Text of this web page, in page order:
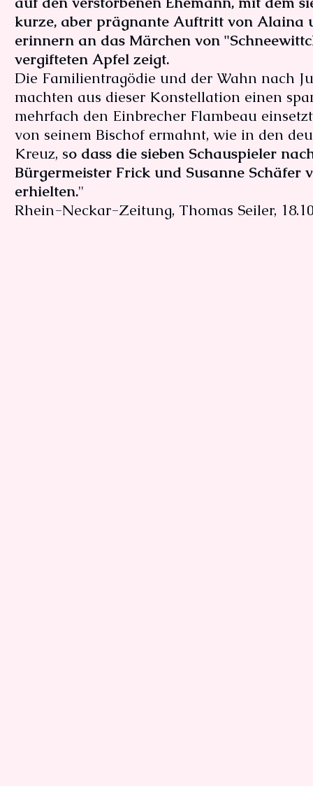
kurze, aber prägnante Auftritt von Alaina
erinnern an das Märchen von
vergifteten Apfel zeigt.
Die Familientragödie und der Wahn nach
machten aus dieser Konstellation einen
mehrfach den Einbrecher Flambeau
von seinem Bischof ermahnt, wie in den
Kreuz, so dass die sieben Schauspieler
Bürgermeister Frick und Susanne
erhielten."
Rhein-Neckar-Zeitung, Thomas Seiler,